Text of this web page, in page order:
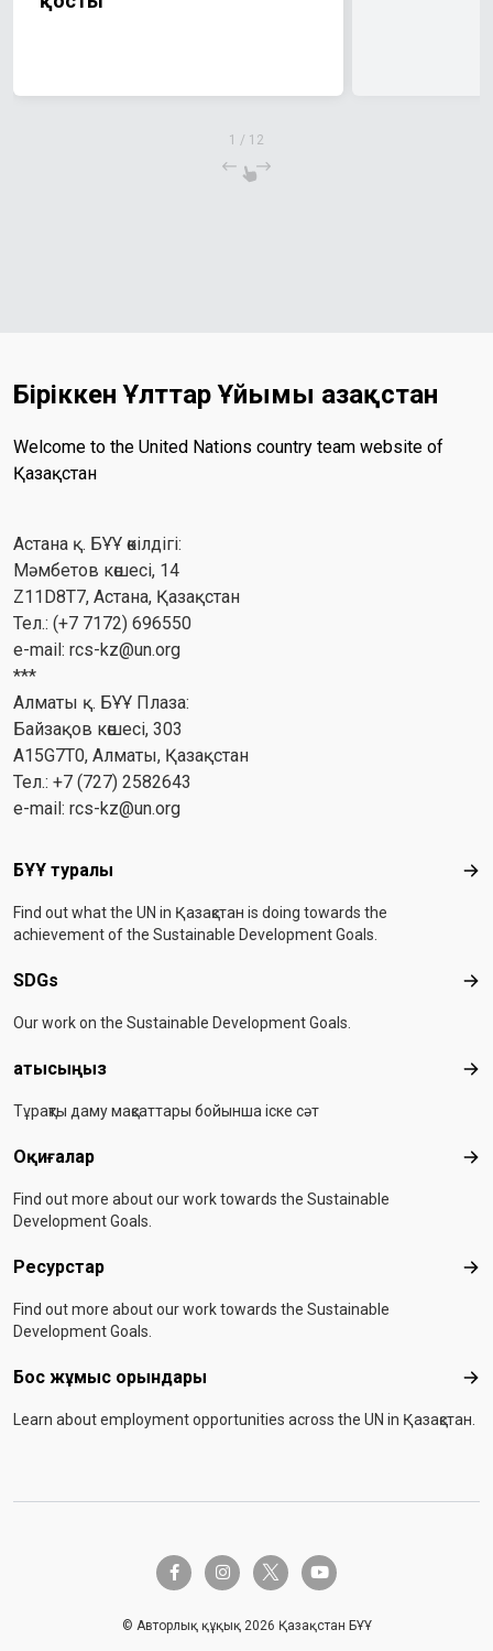
1 / 12
Біріккен Ұлттар Ұйымы Қазақстан
Welcome to the United Nations country team website of
Қазақстан
Астана қ. БҰҰ өкілдігі:
Мәмбетов көшесі, 14
Z11D8T7, Астана, Қазақстан
Тел.: (+7 7172) 696550
e-mail: rcs-kz@un.org
***
Алматы қ. БҰҰ Плаза:
Байзақов көшесі, 303
A15G7T0, Алматы, Қазақстан
Тел.: +7 (727) 2582643
e-mail: rcs-kz@un.org
Footer menu
БҰҰ туралы
Find out what the UN in Қазақстан is doing towards the
achievement of the Sustainable Development Goals.
SDGs
Our work on the Sustainable Development Goals.
Қатысыңыз
Тұрақты даму мақсаттары бойынша іске сәт
Оқиғалар
Find out more about our work towards the Sustainable
Development Goals.
Ресурстар
Find out more about our work towards the Sustainable
Development Goals.
Бос жұмыс орындары
Learn about employment opportunities across the UN in Қазақстан.
facebook-finstagramtwitter-x youtube
© Авторлық құқық 2026 Қазақстан БҰҰ